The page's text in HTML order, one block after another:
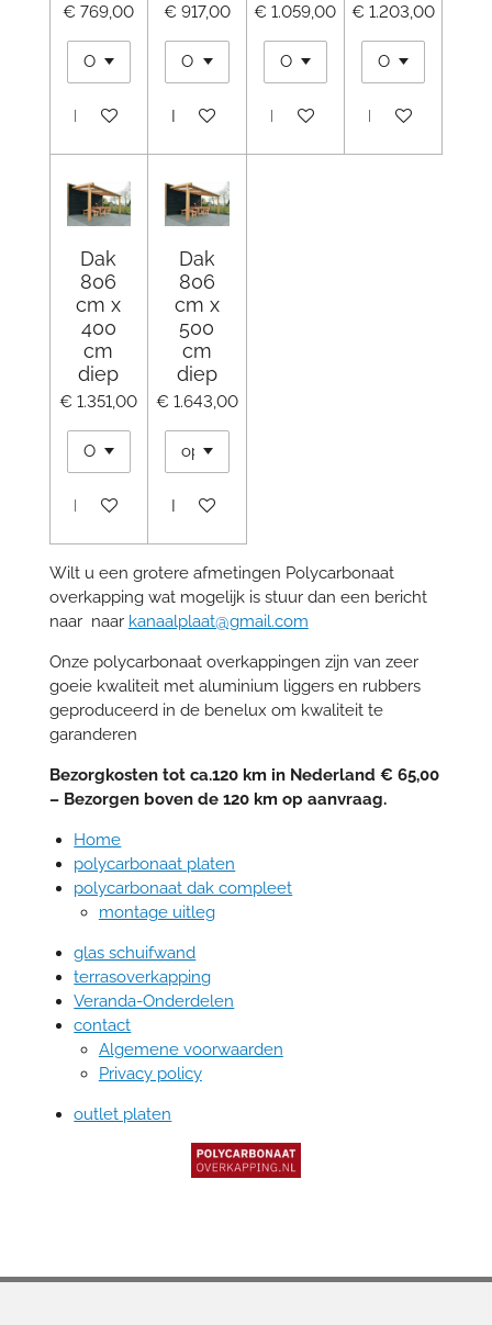
€ 769,00
In winkelwagen
€ 917,00
In winkelwagen
€ 1.059,00
In winkelwagen
€ 1.203,00
In winkelwagen
Dak
806
cm x
400
cm
diep
€ 1.351,00
In winkelwagen
Dak
806
cm x
500
cm
diep
€ 1.643,00
In winkelwagen
Wilt u een grotere afmetingen Polycarbonaat
overkapping wat mogelijk is stuur dan een bericht
naar naar kanaalplaat@gmail.com
Onze polycarbonaat overkappingen zijn van zeer
goeie kwaliteit met aluminium liggers en rubbers
geproduceerd in de benelux om kwaliteit te
garanderen
Bezorgkosten tot ca.120 km in Nederland € 65,00
– Bezorgen boven de 120 km op aanvraag.
Home
polycarbonaat platen
polycarbonaat dak compleet
montage uitleg
glas schuifwand
terrasoverkapping
Veranda-Onderdelen
contact
Algemene voorwaarden
Privacy policy
outlet platen